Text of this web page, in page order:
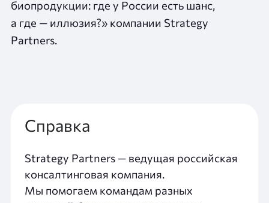
биопродукции: где у России есть шанс,
а где — иллюзия?» компании Strategy
Partners.
Справка
Strategy Partners — ведущая российская
консалтинговая компания.
Мы помогаем командам разных